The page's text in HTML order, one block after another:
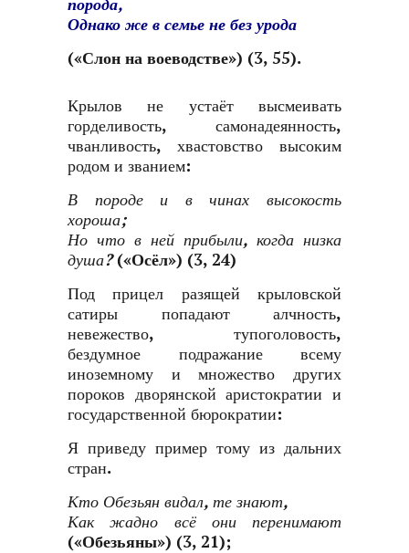
порода,
Однако же в семье не без урода
(«Слон на воеводстве») (3, 55).
Крылов не устаёт высмеивать
горделивость, самонадеянность,
чванливость, хвастовство высоким
родом и званием:
В породе и в чинах высокость
хороша;
Но что в ней прибыли, когда низка
душа?(«Осёл») (3, 24)
Под прицел разящей крыловской
сатиры попадают алчность,
невежество, тупоголовость,
бездумное подражание всему
иноземному и множество других
пороков дворянской аристократии и
государственной бюрократии:
Я приведу пример тому из дальних
стран.
Кто Обезьян видал, те знают,
Как жадно всё они перенимают
(«Обезьяны») (3, 21);